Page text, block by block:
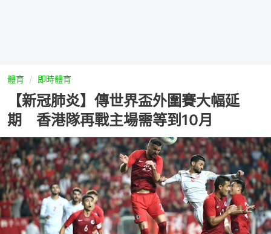
體育 即時體育
【新冠肺炎】傳世界盃外圍賽大幅延
期 香港隊再戰主場需等到10月